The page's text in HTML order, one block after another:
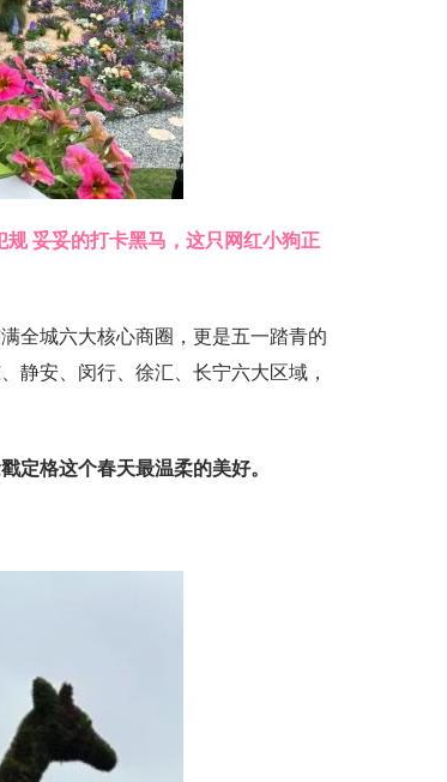
妥妥的打卡黑马，这只网红小狗正
全城六大核心商圈，更是五一踏青的
静安、闵行、徐汇、长宁六大区域，
定格这个春天最温柔的美好。